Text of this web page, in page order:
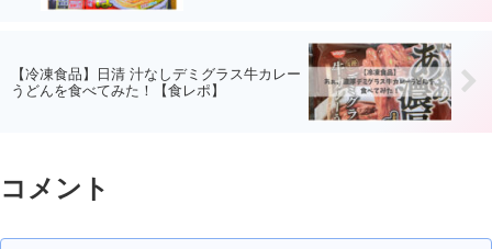
【冷凍食品】日清 汁なしデミグラス牛カレー
うどんを食べてみた！【食レポ】
コメント